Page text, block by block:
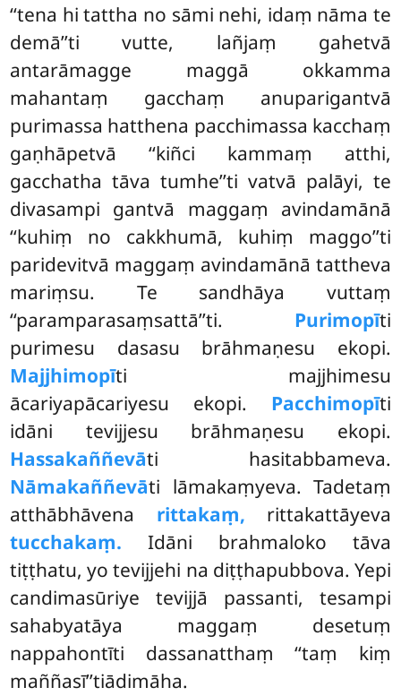
‘‘tena hi tattha no sāmi nehi, idaṃ nāma te
demā’’ti vutte, lañjaṃ gahetvā
antarāmagge maggā okkamma
mahantaṃ gacchaṃ anuparigantvā
purimassa hatthena pacchimassa kacchaṃ
gaṇhāpetvā ‘‘kiñci kammaṃ atthi,
gacchatha tāva tumhe’’ti vatvā palāyi, te
divasampi gantvā maggaṃ avindamānā
‘‘kuhiṃ no cakkhumā, kuhiṃ maggo’’ti
paridevitvā maggaṃ avindamānā tattheva
mariṃsu. Te sandhāya vuttaṃ
‘‘paramparasaṃsattā’’ti. Purimopīti
purimesu dasasu brāhmaṇesu ekopi.
Majjhimopīti majjhimesu
ācariyapācariyesu ekopi. Pacchimopīti
idāni tevijjesu brāhmaṇesu ekopi.
Hassakaññevāti hasitabbameva.
Nāmakaññevāti lāmakaṃyeva. Tadetaṃ
atthābhāvena rittakaṃ, rittakattāyeva
tucchakaṃ. Idāni brahmaloko tāva
tiṭṭhatu, yo tevijjehi na diṭṭhapubbova. Yepi
candimasūriye tevijjā passanti, tesampi
sahabyatāya maggaṃ desetuṃ
nappahontīti dassanatthaṃ ‘‘taṃ kiṃ
maññasī’’tiādimāha.